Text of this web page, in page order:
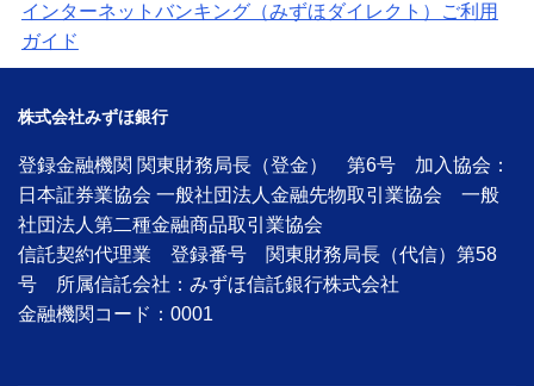
インターネットバンキング（みずほダイレクト）ご利用
ガイド
株式会社みずほ銀行
登録金融機関 関東財務局長（登金） 第6号 加入協会：
日本証券業協会 一般社団法人金融先物取引業協会 一般
社団法人第二種金融商品取引業協会
信託契約代理業 登録番号 関東財務局長（代信）第58
号 所属信託会社：みずほ信託銀行株式会社
金融機関コード：0001